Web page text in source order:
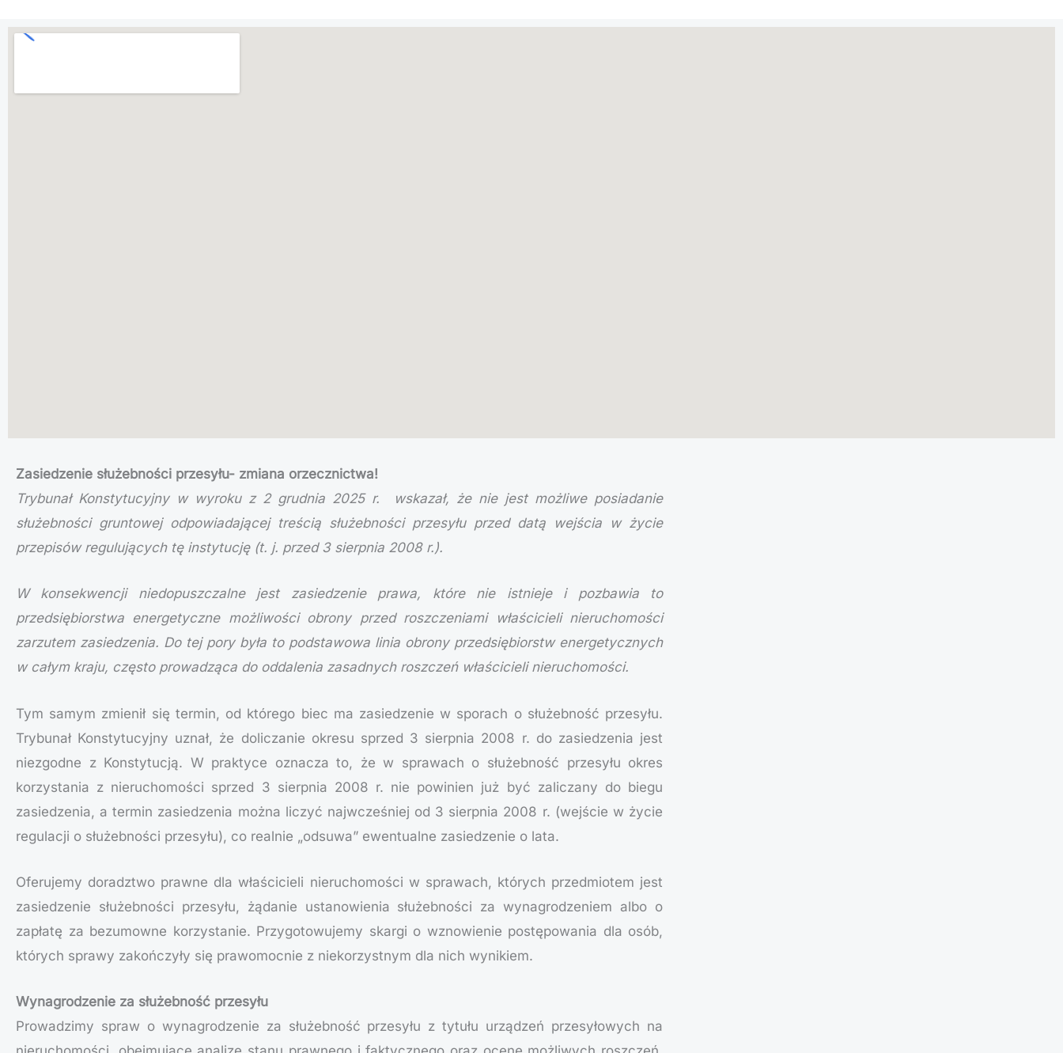
Zasiedzenie służebności przesyłu- zmiana orzecznictwa!
Trybunał Konstytucyjny w wyroku z 2 grudnia 2025 r. wskazał, że nie jest możliwe posiadanie
służebności gruntowej odpowiadającej treścią służebności przesyłu przed datą wejścia w życie
przepisów regulujących tę instytucję (t. j. przed 3 sierpnia 2008 r.).
W konsekwencji niedopuszczalne jest zasiedzenie prawa, które nie istnieje i pozbawia to
przedsiębiorstwa energetyczne możliwości obrony przed roszczeniami właścicieli nieruchomości
zarzutem zasiedzenia. Do tej pory była to podstawowa linia obrony przedsiębiorstw energetycznych
w całym kraju, często prowadząca do oddalenia zasadnych roszczeń właścicieli nieruchomości.
Tym samym zmienił się termin, od którego biec ma zasiedzenie w sporach o służebność przesyłu.
Trybunał Konstytucyjny uznał, że doliczanie okresu sprzed 3 sierpnia 2008 r. do zasiedzenia jest
niezgodne z Konstytucją. W praktyce oznacza to, że w sprawach o służebność przesyłu okres
korzystania z nieruchomości sprzed 3 sierpnia 2008 r. nie powinien już być zaliczany do biegu
zasiedzenia, a termin zasiedzenia można liczyć najwcześniej od 3 sierpnia 2008 r. (wejście w życie
regulacji o służebności przesyłu), co realnie „odsuwa” ewentualne zasiedzenie o lata.
Oferujemy doradztwo prawne dla właścicieli nieruchomości w sprawach, których przedmiotem jest
zasiedzenie służebności przesyłu, żądanie ustanowienia służebności za wynagrodzeniem albo o
zapłatę za bezumowne korzystanie. Przygotowujemy skargi o wznowienie postępowania dla osób,
których sprawy zakończyły się prawomocnie z niekorzystnym dla nich wynikiem.
Wynagrodzenie za służebność przesyłu
Prowadzimy spraw o wynagrodzenie za służebność przesyłu z tytułu urządzeń przesyłowych na